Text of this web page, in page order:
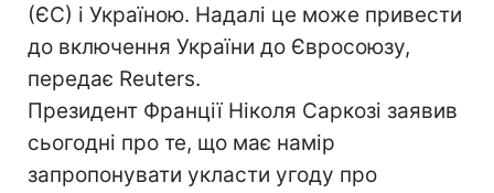
(ЄС) і Україною. Надалі це може привести
до включення України до Євросоюзу,
передає Reuters.
Президент Франції Ніколя Саркозі заявив
сьогодні про те, що має намір
запропонувати укласти угоду про